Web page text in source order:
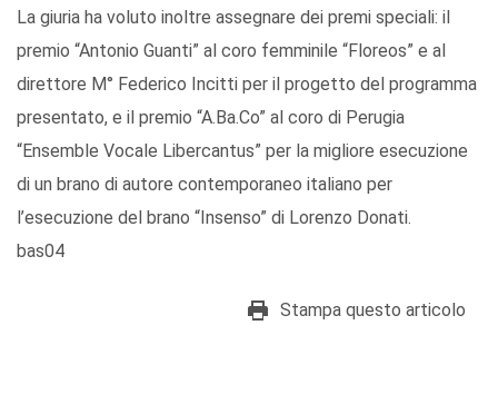
La giuria ha voluto inoltre assegnare dei premi speciali: il
premio “Antonio Guanti” al coro femminile “Floreos” e al
direttore M° Federico Incitti per il progetto del programma
presentato, e il premio “A.Ba.Co” al coro di Perugia
“Ensemble Vocale Libercantus” per la migliore esecuzione
di un brano di autore contemporaneo italiano per
l’esecuzione del brano “Insenso” di Lorenzo Donati.
bas04
Stampa questo articolo